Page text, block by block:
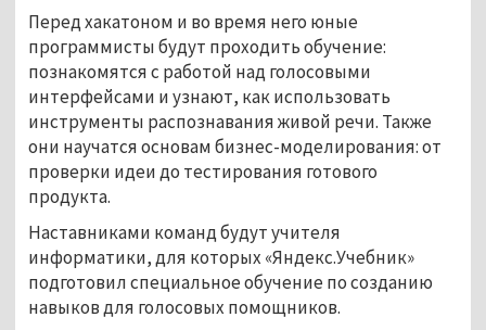
Перед хакатоном и во время него юные
программисты будут проходить обучение:
познакомятся с работой над голосовыми
интерфейсами и узнают, как использовать
инструменты распознавания живой речи. Также
они научатся основам бизнес-моделирования: от
проверки идеи до тестирования готового
продукта.
Наставниками команд будут учителя
информатики, для которых «Яндекс.Учебник»
подготовил специальное обучение по созданию
навыков для голосовых помощников.